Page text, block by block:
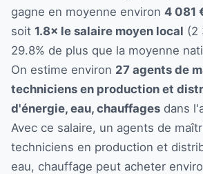
gagne en moyenne environ 4 081
soit 1.8× le salaire moyen local (2
29.8% de plus que la moyenne
On estime environ 27 agents de
techniciens en production et
d'énergie, eau, chauffages dans
Avec ce salaire, un agents de
techniciens en production et
eau, chauffage peut acheter